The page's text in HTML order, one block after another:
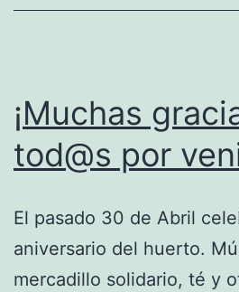
¡Muchas
tod@s por
El pasado 30 de Abril
aniversario del huerto.
mercadillo solidario, té y